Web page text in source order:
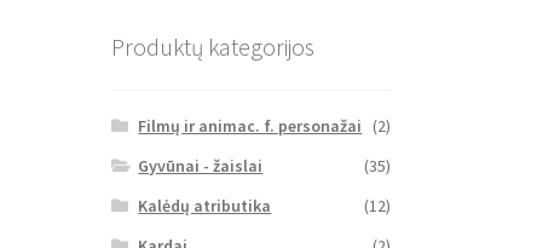
Produktų kategorijos
Filmų ir animac. f. personažai
(2)
Gyvūnai - žaislai
(35)
Kalėdų atributika
(12)